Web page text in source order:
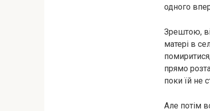
одного
Зрештою,
матері в
прямо
поки їй не
Але потім